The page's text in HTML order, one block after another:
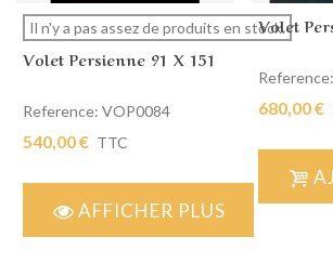
Il n'y a pas assez de produits en stock.
Volet Persienne 91 X 151
Reference: VOP0084
540,00 € TTC
AFFICHER PLUS
Volet
680,00 €